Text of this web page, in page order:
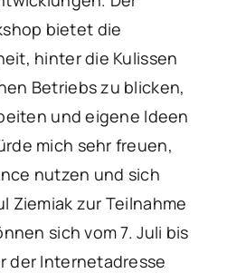
bietet die
hinter die Kulissen
Betriebs zu blicken,
und eigene Ideen
mich sehr freuen,
nutzen und sich
Ziemiak zur Teilnahme
sich vom 7. Juli bis
der Internetadresse